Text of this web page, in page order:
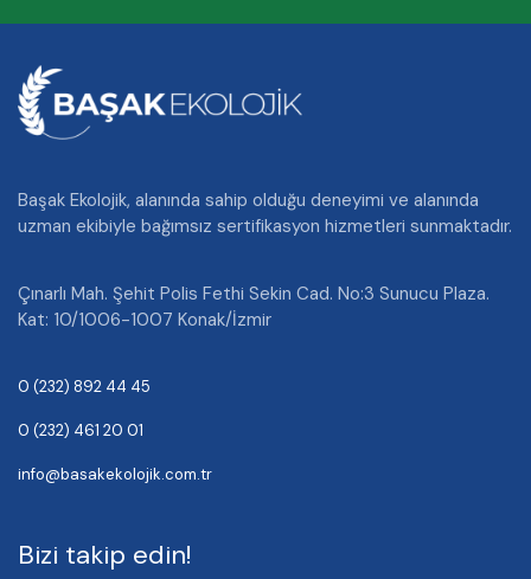
Başak Ekolojik, alanında sahip olduğu deneyimi ve alanında
uzman ekibiyle bağımsız sertifikasyon hizmetleri sunmaktadır.
Çınarlı Mah. Şehit Polis Fethi Sekin Cad. No:3 Sunucu Plaza.
Kat: 10/1006-1007 Konak/İzmir
0 (232) 892 44 45
0 (232) 461 20 01
info@basakekolojik.com.tr
Bizi takip edin!